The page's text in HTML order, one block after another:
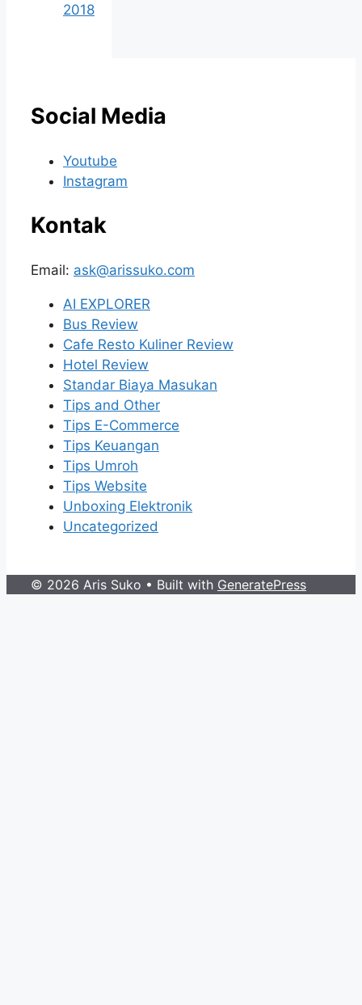
2018
Social Media
Youtube
Instagram
Kontak
Email: ask@arissuko.com
AI EXPLORER
Bus Review
Cafe Resto Kuliner Review
Hotel Review
Standar Biaya Masukan
Tips and Other
Tips E-Commerce
Tips Keuangan
Tips Umroh
Tips Website
Unboxing Elektronik
Uncategorized
© 2026 Aris Suko • Built with GeneratePress